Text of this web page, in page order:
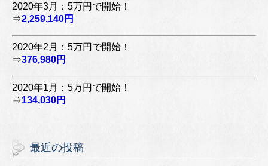
2020年3月：5万円で開始！
⇒2,259,140円
2020年2月：5万円で開始！
⇒376,980円
2020年1月：5万円で開始！
⇒134,030円
最近の投稿